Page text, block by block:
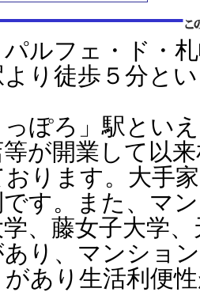
ルフェ・ド・
より徒歩５分と
ぽろ」駅とい
が開業して以
ります。大手
す。また、マ
、藤女子大学
あり、マンショ
があり生活利便